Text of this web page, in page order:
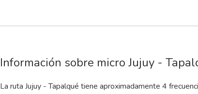
Información sobre micro Jujuy -
La ruta Jujuy - Tapalqué tiene aproximadamente 4